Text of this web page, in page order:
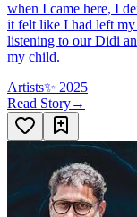
when I came here, I
it felt like I had left
listening to our Didi
my child.
Artists✨ 2025
Read Story→